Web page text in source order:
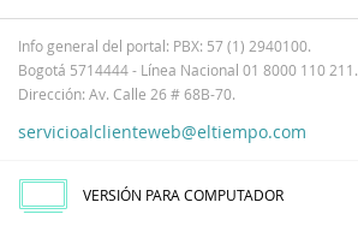
Info general del portal: PBX: 57 (1) 2940100.
Bogotá 5714444 - Línea Nacional 01 8000 110 211.
Dirección: Av. Calle 26 # 68B-70.
servicioalclienteweb@eltiempo.com
VERSIÓN PARA COMPUTADOR